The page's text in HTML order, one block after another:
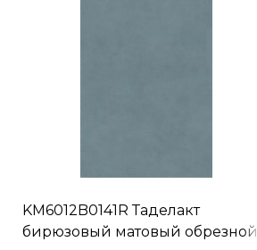
KM6012B0141R Таделакт
бирюзовый матовый обрезной